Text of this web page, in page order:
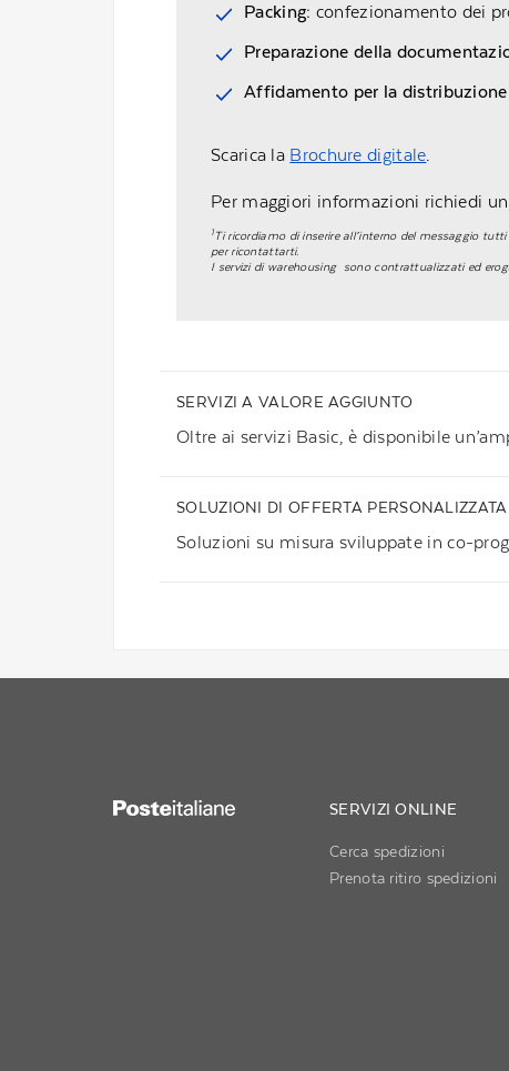
Packing: confezionamento dei
Preparazione della
Affidamento per la distribuzione
Scarica la Brochure digitale.
Per maggiori informazioni richiedi
1 Ti ricordiamo di inserire all’interno del messaggio
per ricontattarti.
I servizi di warehousing sono contrattualizzati ed
SERVIZI A VALORE AGGIUNTO
Oltre ai servizi Basic, è disponibile
SOLUZIONI DI OFFERTA PERSONALIZZATA
Soluzioni su misura sviluppate in co-
SERVIZI ONLINE
Cerca spedizioni
Prenota ritiro spedizioni